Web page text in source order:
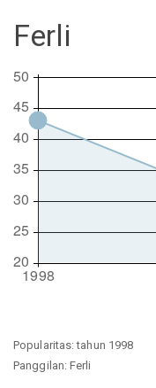
Nurhilman
Ferli
Popularitas: tahun 1998
Panggilan: Ferli